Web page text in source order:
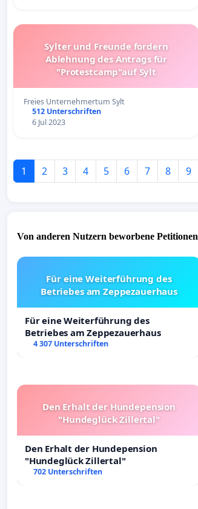
Sylter und Freunde fordern
Ablehnung des Antrags für
"Protestcamp"auf Sylt
Freies Unternehmertum Sylt
512 Unterschriften
6 Jul 2023
1 2 3 4 5 6 7 8 9
Von anderen Nutzern beworbene Petitionen
Für eine Weiterführung des
Betriebes am Zeppezauerhaus
Für eine Weiterführung des
Betriebes am Zeppezauerhaus
4 307 Unterschriften
Den Erhalt der Hundepension
"Hundeglück Zillertal"
Den Erhalt der Hundepension
"Hundeglück Zillertal"
702 Unterschriften